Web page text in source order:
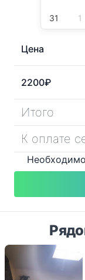
31 1
Цена
2200₽
Итого
К оплате